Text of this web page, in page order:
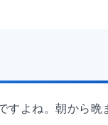
すよね。朝から晩